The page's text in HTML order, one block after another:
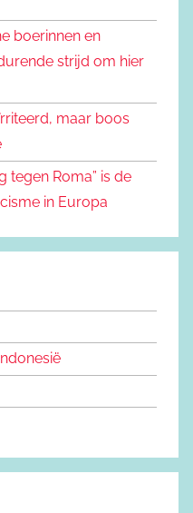
boerinnen en
strijd om hier
maar boos
tegen Roma” is de
in Europa